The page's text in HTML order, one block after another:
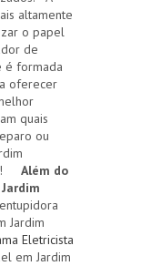
altamente
o papel
de
é formada
oferecer
quais
ou
Além do
Jardim
Eletricista
em Jardim